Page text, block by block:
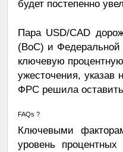
будет постепенно
Пара USD/CAD
(BoC) и
ключевую
ужесточения, указав
ФРС решила
FAQs ?
Ключевыми
уровень